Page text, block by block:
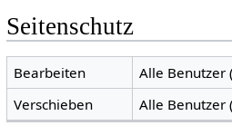
Seitenschutz
Bearbeiten
Alle Benutzer
Verschieben
Alle Benutzer